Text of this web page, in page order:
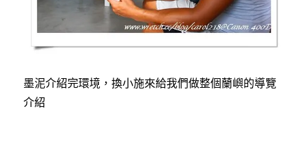
墨泥介紹完環境，換小施來給我們做整個蘭嶼的導覽
介紹